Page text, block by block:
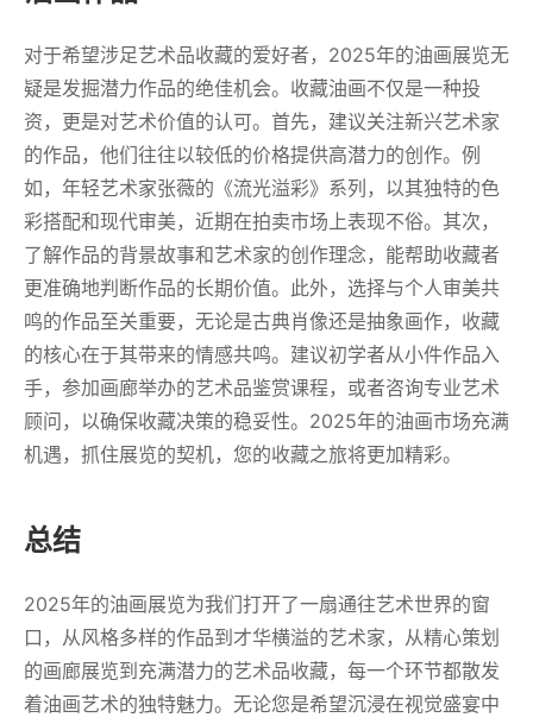
对于希望涉足艺术品收藏的爱好者，2025年的油画展览无
疑是发掘潜力作品的绝佳机会。收藏油画不仅是一种投
资，更是对艺术价值的认可。首先，建议关注新兴艺术家
的作品，他们往往以较低的价格提供高潜力的创作。例
如，年轻艺术家张薇的《流光溢彩》系列，以其独特的色
彩搭配和现代审美，近期在拍卖市场上表现不俗。其次，
了解作品的背景故事和艺术家的创作理念，能帮助收藏者
更准确地判断作品的长期价值。此外，选择与个人审美共
鸣的作品至关重要，无论是古典肖像还是抽象画作，收藏
的核心在于其带来的情感共鸣。建议初学者从小件作品入
手，参加画廊举办的艺术品鉴赏课程，或者咨询专业艺术
顾问，以确保收藏决策的稳妥性。2025年的油画市场充满
机遇，抓住展览的契机，您的收藏之旅将更加精彩。
总结
2025年的油画展览为我们打开了一扇通往艺术世界的窗
口，从风格多样的作品到才华横溢的艺术家，从精心策划
的画廊展览到充满潜力的艺术品收藏，每一个环节都散发
着油画艺术的独特魅力。无论您是希望沉浸在视觉盛宴中